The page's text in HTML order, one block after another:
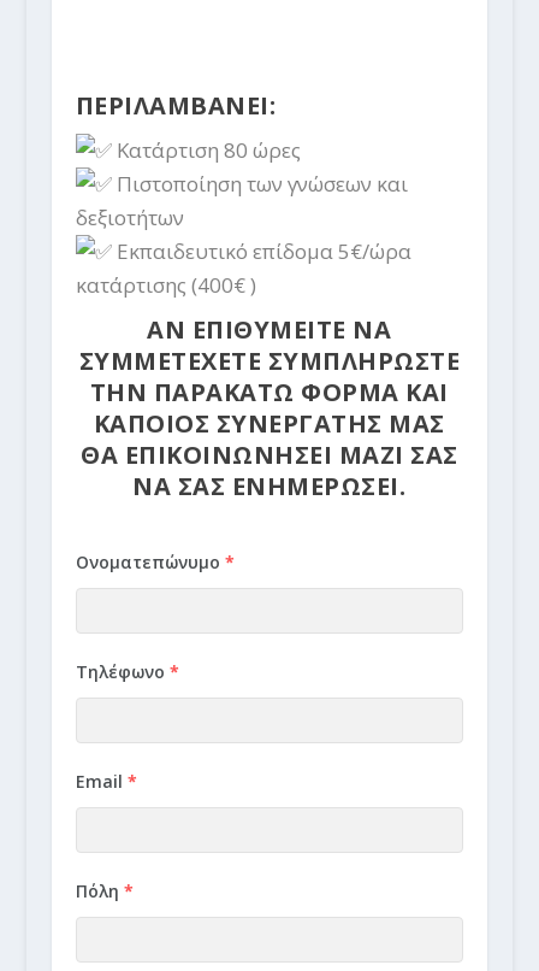
ΠΕΡΙΛΑΜΒΑΝΕΙ:
Κατάρτιση 80 ώρες
Πιστοποίηση των γνώσεων και
δεξιοτήτων
Εκπαιδευτικό επίδομα 5€/ώρα
κατάρτισης (400€ )
ΑΝ ΕΠΙΘΥΜΕΙΤΕ ΝΑ
ΣΥΜΜΕΤΕΧΕΤΕ ΣΥΜΠΛΗΡΩΣΤΕ
ΤΗΝ ΠΑΡΑΚΑΤΩ ΦΟΡΜΑ ΚΑΙ
ΚΑΠΟΙΟΣ ΣΥΝΕΡΓΑΤΗΣ ΜΑΣ
ΘΑ ΕΠΙΚΟΙΝΩΝΗΣΕΙ ΜΑΖΙ ΣΑΣ
ΝΑ ΣΑΣ ΕΝΗΜΕΡΩΣΕΙ.
Ονοματεπώνυμο *
Τηλέφωνο *
Email *
Πόλη *